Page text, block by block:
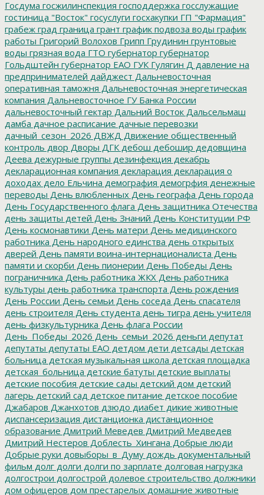
Госдума госжилинспекция господдержка госслужащие
гостиница "Восток" госуслуги госхакупки ГП "Фармация"
грабеж град граница грант график подвоза воды график
работы Григорий Волохов Грипп Грудинин грунтовые
воды грязная вода ГТО губернатор губернатор
Гольдштейн губернатор ЕАО ГУК Гулягин Д давление на
предпринимателей дайджест Дальневосточная
оперативная таможня Дальневосточная энергетическая
компания Дальневосточное ГУ Банка России
дальневосточный гектар Дальний Восток Дальсельмаш
дамба дачное расписание дачные перевозки
дачный_сезон_2026 ДВЖД Движение общественный
контроль двор Дворы ДГК дебош дебошир дедовщина
Деева дежурные группы дезинфекция декабрь
декларационная компания декларация декларация о
доходах дело Ельчина демография демогрфия денежные
переводы День влюбленных День географа День города
День Государственного флага День защитника Отечества
день защиты детей День Знаний День Конституции РФ
День космонавтики День матери День медицинского
работника День народного единства день открытых
дверей День памяти воина-интернационалиста День
памяти и скорби День пионерии День Победы День
пограничника День работника ЖКХ День работника
культуры день работника транспорта День рождения
День России День семьи День соседа День спасателя
день строителя День студента день тигра день учителя
день физкультурника День флага России
День_Победы_2026 День_семьи_2026 деньги депутат
депутаты депутаты ЕАО детдом дети детсады детская
больница детская музыкальная школа детская площадка
детская_больница детские батуты детские выплаты
детские пособия детские сады детский дом детский
лагерь детский сад детское питание детское пособие
Джабаров Джанхотов дзюдо диабет дикие животные
диспансеризация дистанционка дистанционное
образование Дмитрий Меведев Дмитрий Медведев
Дмитрий Нестеров Доблесть_Хингана Добрые люди
Добрые руки довыборы_в_Думу дождь документальный
фильм долг долги долги по зарплате долговая нагрузка
долгострои долгострой долевое строительство должники
дом офицеров дом престарелых домашние животные